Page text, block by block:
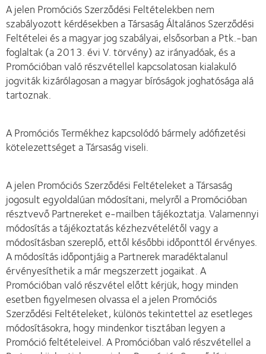
A jelen Promóciós Szerződési Feltételekben nem
szabályozott kérdésekben a Társaság Általános Szerződési
Feltételei és a magyar jog szabályai, elsősorban a Ptk.-ban
foglaltak (a 2013. évi V. törvény) az irányadóak, és a
Promócióban való részvétellel kapcsolatosan kialakuló
jogviták kizárólagosan a magyar bíróságok joghatósága alá
tartoznak.
A Promóciós Termékhez kapcsolódó bármely adófizetési
kötelezettséget a Társaság viseli.
A jelen Promóciós Szerződési Feltételeket a Társaság
jogosult egyoldalúan módosítani, melyről a Promócióban
résztvevő Partnereket e-mailben tájékoztatja. Valamennyi
módosítás a tájékoztatás kézhezvételétől vagy a
módosításban szereplő, ettől későbbi időponttól érvényes.
A módosítás időpontjáig a Partnerek maradéktalanul
érvényesíthetik a már megszerzett jogaikat. A
Promócióban való részvétel előtt kérjük, hogy minden
esetben figyelmesen olvassa el a jelen Promóciós
Szerződési Feltételeket, különös tekintettel az esetleges
módosításokra, hogy mindenkor tisztában legyen a
Promóció feltételeivel. A Promócióban való részvétellel a